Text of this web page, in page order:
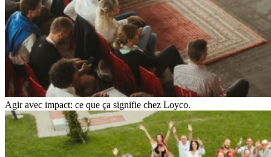
Agir avec impact: ce que ça signifie chez Loyco.